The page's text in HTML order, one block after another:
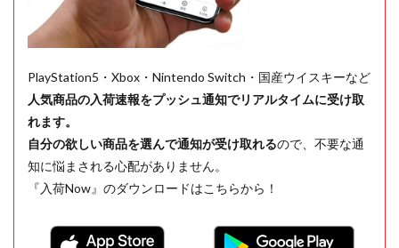
PlayStation5・Xbox・Nintendo Switch・国産ウイスキーなど
人気商品の入荷速報をプッシュ通知でリアルタイムに受け取
れます。
自分の欲しい商品を選んで通知が受け取れるので、不要な通
知に悩まされる心配がありません。
『入荷Now』のダウンロードはこちらから！